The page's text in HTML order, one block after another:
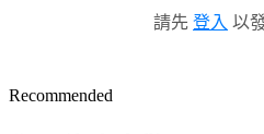
請先 登入 以
Recommended